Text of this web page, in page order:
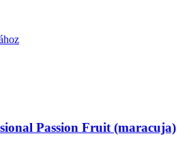
Passion Fruit (maracuja)